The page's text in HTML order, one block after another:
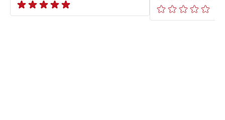
ratings.NaN
ratings.0